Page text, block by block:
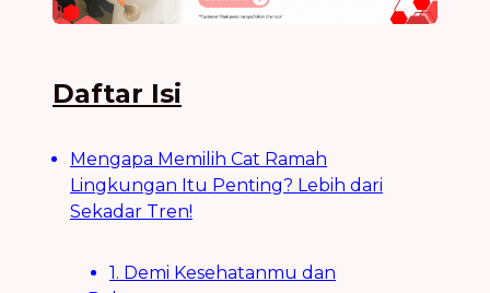
Daftar Isi
Mengapa Memilih Cat Ramah
Lingkungan Itu Penting? Lebih dari
Sekadar Tren!
1. Demi Kesehatanmu dan